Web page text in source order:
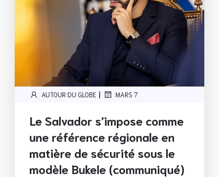
AUTOUR DU GLOBE | MARS 7
Le Salvador s’impose comme
une référence régionale en
matière de sécurité sous le
modèle Bukele (communiqué)